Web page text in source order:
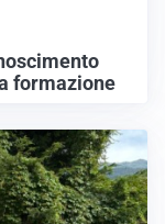
formazione